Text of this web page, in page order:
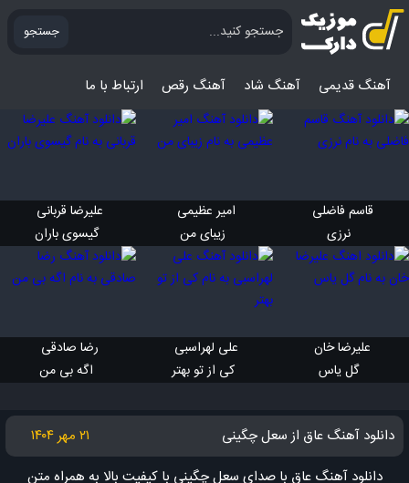
جستجو
آهنگ قدیمی آهنگ‌ شاد آهنگ رقص ارتباط با ما
قاسم فاضلی
نرزی
امیر عظیمی
زیبای من
علیرضا قربانی
گیسوی باران
علیرضا خان
گل یاس
علی لهراسبی
کی از تو بهتر
رضا صادقی
اگه بی من
دانلود آهنگ عاق از سعل چگینی
۲۱ مهر ۱۴۰۴
دانلود آهنگ عاق با صدای سعل چگینی با کیفیت بالا به همراه متن